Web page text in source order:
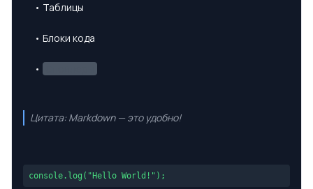
• Таблицы
• Блоки кода
•
Цитата: Markdown — это удобно!
console.log("Hello World!");